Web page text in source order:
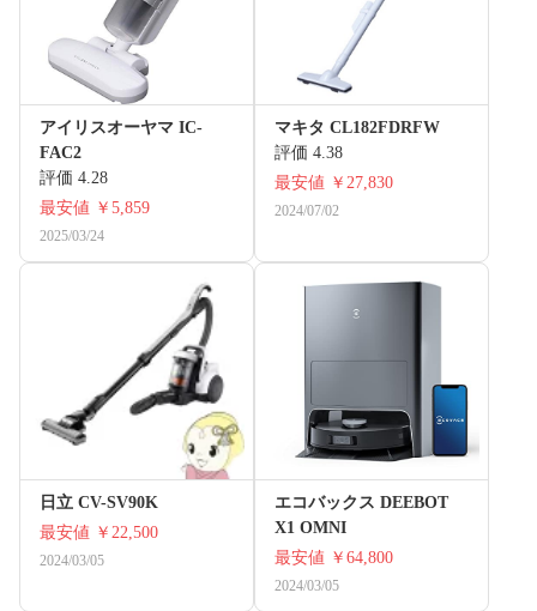
アイリスオーヤマ IC-
FAC2
評価 4.28
最安値 ￥5,859
2025/03/24
マキタ CL182FDRFW
評価 4.38
最安値 ￥27,830
2024/07/02
日立 CV-SV90K
最安値 ￥22,500
2024/03/05
エコバックス DEEBOT
X1 OMNI
最安値 ￥64,800
2024/03/05